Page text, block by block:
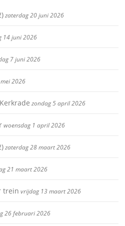
zaterdag 20 juni 2026
14 juni 2026
7 juni 2026
2026
zondag 5 april 2026
woensdag 1 april 2026
zaterdag 28 maart 2026
21 maart 2026
trein vrijdag 13 maart 2026
26 februari 2026